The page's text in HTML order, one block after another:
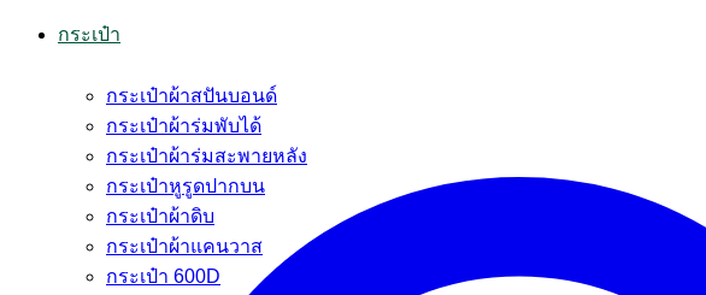
กระเป๋า
กระเป๋าผ้าสปันบอนด์
กระเป๋าผ้าร่มพับได้
กระเป๋าผ้าร่มสะพายหลัง
กระเป๋าหูรูดปากบน
กระเป๋าผ้าดิบ
กระเป๋าผ้าแคนวาส
กระเป๋า 600D